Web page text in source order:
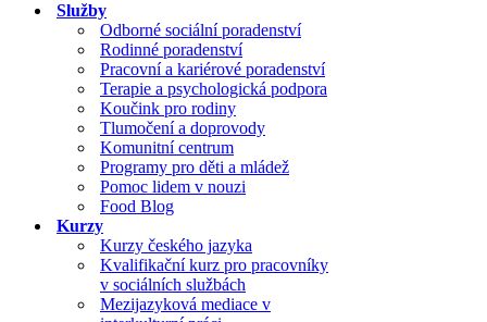
Služby
Odborné sociální poradenství
Rodinné poradenství
Pracovní a kariérové poradenství
Terapie a psychologická podpora
Koučink pro rodiny
Tlumočení a doprovody
Komunitní centrum
Programy pro děti a mládež
Pomoc lidem v nouzi
Food Blog
Kurzy
Kurzy českého jazyka
Kvalifikační kurz pro pracovníky
v sociálních službách
Mezijazyková mediace v